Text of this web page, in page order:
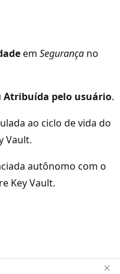
em Segurança no
Atribuída pelo usuário.
ao ciclo de vida do
Vault.
autônomo com o
Key Vault.